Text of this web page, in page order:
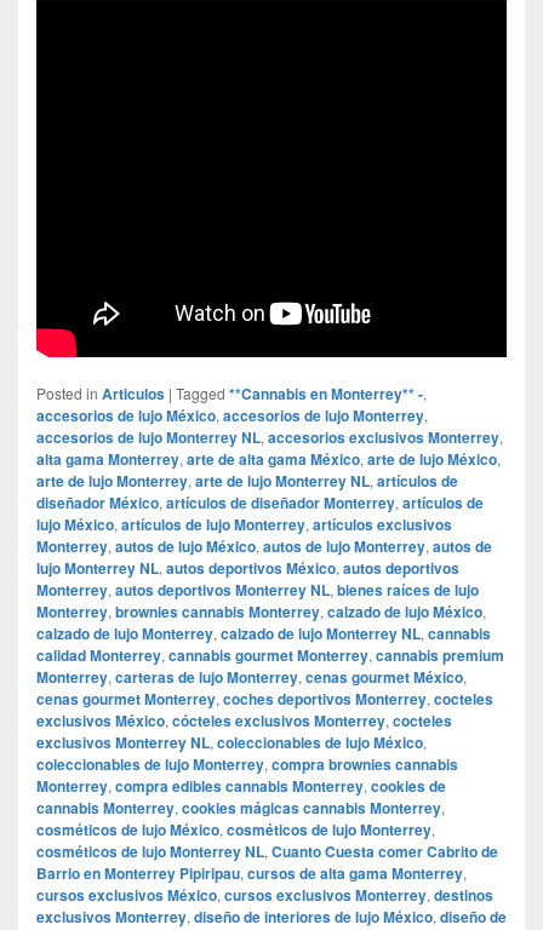
Posted in Articulos | Tagged **Cannabis en Monterrey** -,
accesorios de lujo México, accesorios de lujo Monterrey,
accesorios de lujo Monterrey NL, accesorios exclusivos Monterrey,
alta gama Monterrey, arte de alta gama México, arte de lujo México,
arte de lujo Monterrey, arte de lujo Monterrey NL, artículos de
diseñador México, artículos de diseñador Monterrey, artículos de
lujo México, artículos de lujo Monterrey, artículos exclusivos
Monterrey, autos de lujo México, autos de lujo Monterrey, autos de
lujo Monterrey NL, autos deportivos México, autos deportivos
Monterrey, autos deportivos Monterrey NL, bienes raíces de lujo
Monterrey, brownies cannabis Monterrey, calzado de lujo México,
calzado de lujo Monterrey, calzado de lujo Monterrey NL, cannabis
calidad Monterrey, cannabis gourmet Monterrey, cannabis premium
Monterrey, carteras de lujo Monterrey, cenas gourmet México,
cenas gourmet Monterrey, coches deportivos Monterrey, cocteles
exclusivos México, cócteles exclusivos Monterrey, cocteles
exclusivos Monterrey NL, coleccionables de lujo México,
coleccionables de lujo Monterrey, compra brownies cannabis
Monterrey, compra edibles cannabis Monterrey, cookies de
cannabis Monterrey, cookies mágicas cannabis Monterrey,
cosméticos de lujo México, cosméticos de lujo Monterrey,
cosméticos de lujo Monterrey NL, Cuanto Cuesta comer Cabrito de
Barrio en Monterrey Pipiripau, cursos de alta gama Monterrey,
cursos exclusivos México, cursos exclusivos Monterrey, destinos
exclusivos Monterrey, diseño de interiores de lujo México, diseño de